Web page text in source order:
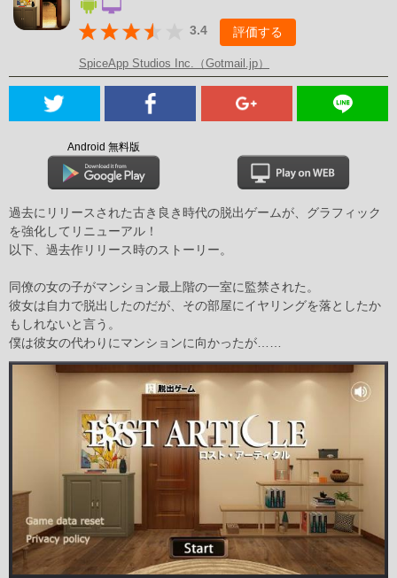
3.4 評価する
SpiceApp Studios Inc.（Gotmail.jp）
Android 無料版
過去にリリースされた古き良き時代の脱出ゲームが、グラフィック
を強化してリニューアル！
以下、過去作リリース時のストーリー。
同僚の女の子がマンション最上階の一室に監禁された。
彼女は自力で脱出したのだが、その部屋にイヤリングを落としたか
もしれないと言う。
僕は彼女の代わりにマンションに向かったが……